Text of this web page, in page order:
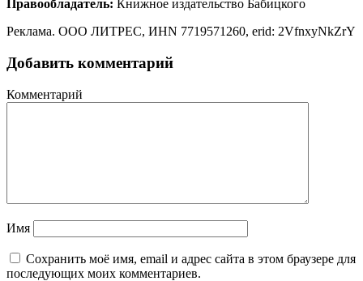
Правообладатель: Книжное издательство Бабицкого
Реклама. ООО ЛИТРЕС, ИНN 7719571260, erid: 2VfnxyNkZrY
Добавить комментарий
Комментарий
Имя
Сохранить моё имя, email и адрес сайта в этом браузере для
последующих моих комментариев.